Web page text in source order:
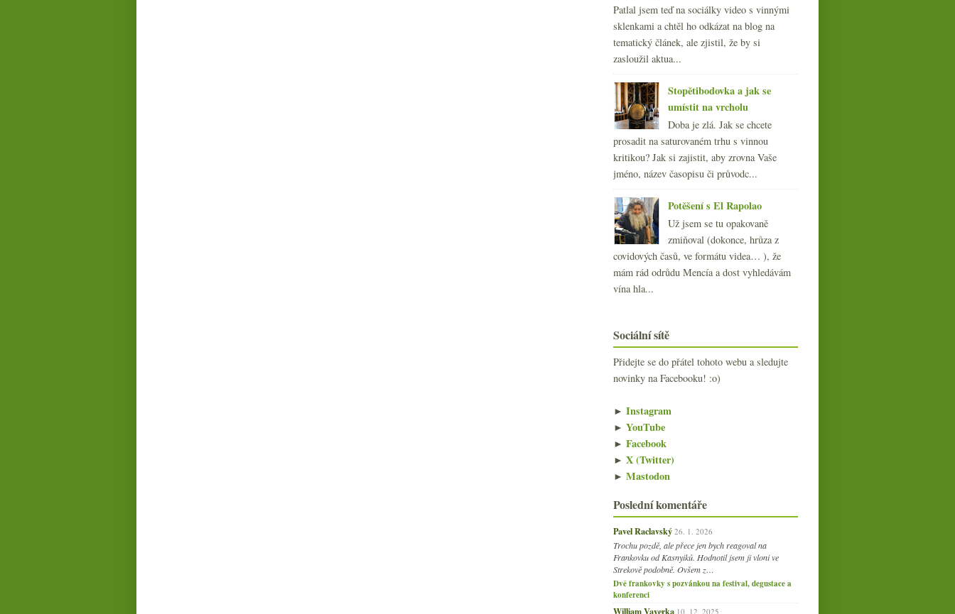
Patlal jsem teď na sociálky video s vinnými
sklenkami a chtěl ho odkázat na blog na
tematický článek, ale zjistil, že by si
zasloužil aktua...
Stopětibodovka a jak se
umístit na vrcholu
Doba je zlá. Jak se chcete
prosadit na saturovaném trhu s vinnou
kritikou? Jak si zajistit, aby zrovna Vaše
jméno, název časopisu či průvodc...
Potěšení s El Rapolao
Už jsem se tu opakovaně
zmiňoval (dokonce, hrůza z
covidových časů, ve formátu videa… ), že
mám rád odrůdu Mencía a dost vyhledávám
vína hla...
Sociální sítě
Přidejte se do přátel tohoto webu a sledujte
novinky na Facebooku! :o)
► Instagram
► YouTube
► Facebook
► X (Twitter)
► Mastodon
Poslední komentáře
Pavel Raclavský 26. 1. 2026
Trochu pozdě, ale přece jen bych reagoval na
Frankovku od Kasnyiků. Hodnotil jsem ji vloni ve
Strekově podobně. Ovšem z…
Dvě frankovky s pozvánkou na festival, degustace a
konferenci
William Vaverka 10. 12. 2025